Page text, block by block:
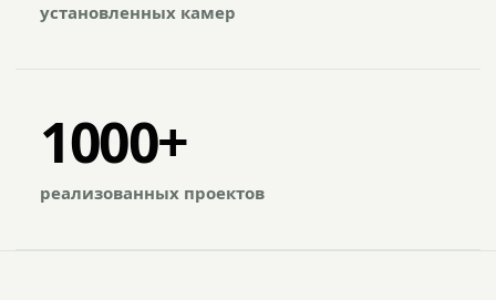
установленных камер
1000+
реализованных проектов